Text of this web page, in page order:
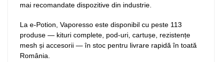
mai recomandate dispozitive din industrie.
La e-Potion, Vaporesso este disponibil cu peste 113
produse — kituri complete, pod-uri, cartușe, rezistențe
mesh și accesorii — în stoc pentru livrare rapidă în toată
România.